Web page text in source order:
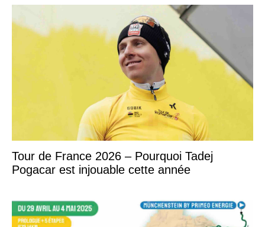
Tour de France 2026 – Pourquoi Tadej
Pogacar est injouable cette année